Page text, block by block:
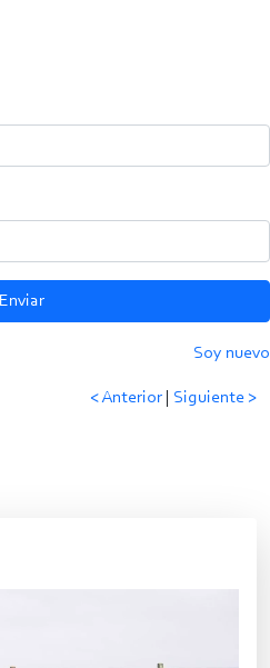
Enviar
Soy nuevo
< Anterior Siguiente >